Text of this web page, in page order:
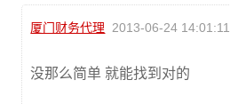
厦门财务代理 2013-06-24 14:01:11
没那么简单 就能找到对的